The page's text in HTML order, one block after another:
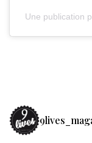
Une publication